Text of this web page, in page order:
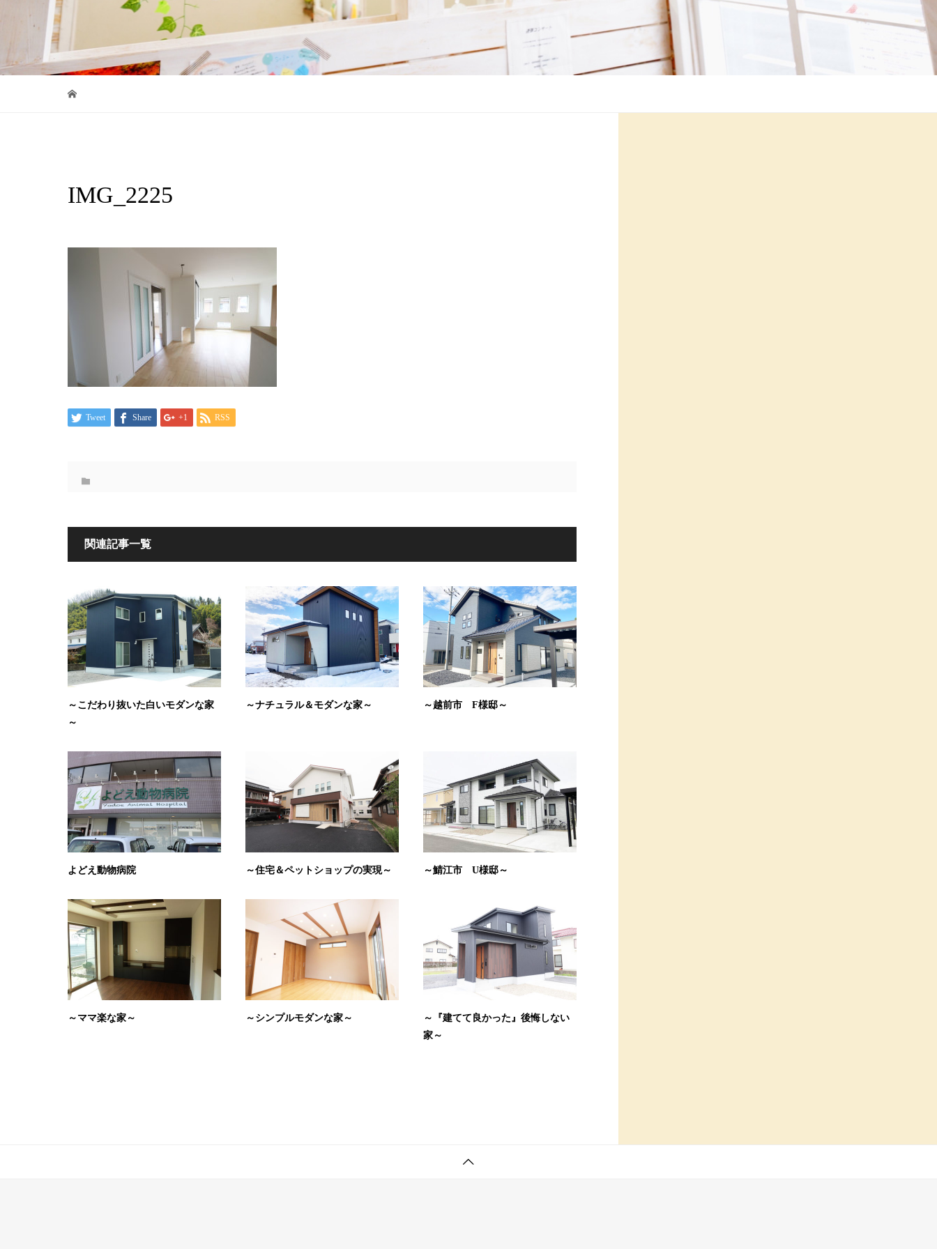
IMG_2225
Tweet Share +1 RSS
関連記事一覧
～こだわり抜いた白いモダンな家
～
～ナチュラル＆モダンな家～ ～越前市 F様邸～
よどえ動物病院 ～住宅＆ペットショップの実現～ ～鯖江市 U様邸～
～ママ楽な家～ ～シンプルモダンな家～
～『建てて良かった』後悔しない
家～